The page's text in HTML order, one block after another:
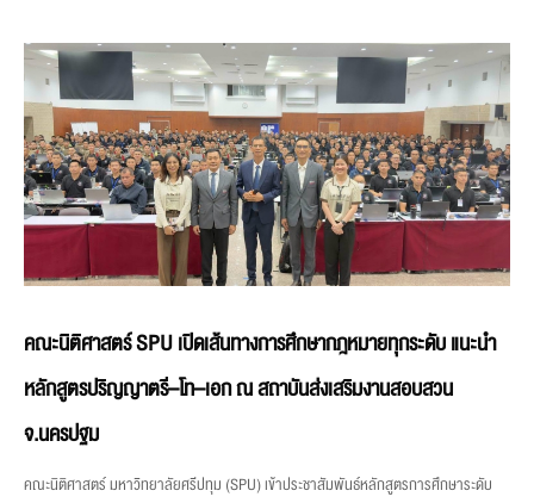
คณะนิติศาสตร์ SPU เปิดเส้นทางการศึกษากฎหมายทุกระดับ แนะนำ
หลักสูตรปริญญาตรี–โท–เอก ณ สถาบันส่งเสริมงานสอบสวน
จ.นครปฐม
คณะนิติศาสตร์ มหาวิทยาลัยศรีปทุม (SPU) เข้าประชาสัมพันธ์หลักสูตรการศึกษาระดับ